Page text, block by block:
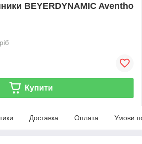
BEYERDYNAMIC Aventho
Купити
Доставка Оплата Умови